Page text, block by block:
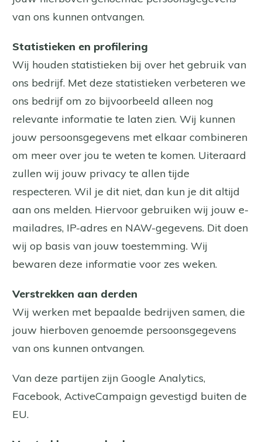
van ons kunnen ontvangen.
Statistieken en profilering
Wij houden statistieken bij over het gebruik van
ons bedrijf. Met deze statistieken verbeteren we
ons bedrijf om zo bijvoorbeeld alleen nog
relevante informatie te laten zien. Wij kunnen
jouw persoonsgegevens met elkaar combineren
om meer over jou te weten te komen. Uiteraard
zullen wij jouw privacy te allen tijde
respecteren. Wil je dit niet, dan kun je dit altijd
aan ons melden. Hiervoor gebruiken wij jouw e-
mailadres, IP-adres en NAW-gegevens. Dit doen
wij op basis van jouw toestemming. Wij
bewaren deze informatie voor zes weken.
Verstrekken aan derden
Wij werken met bepaalde bedrijven samen, die
jouw hierboven genoemde persoonsgegevens
van ons kunnen ontvangen.
Van deze partijen zijn Google Analytics,
Facebook, ActiveCampaign gevestigd buiten de
EU.